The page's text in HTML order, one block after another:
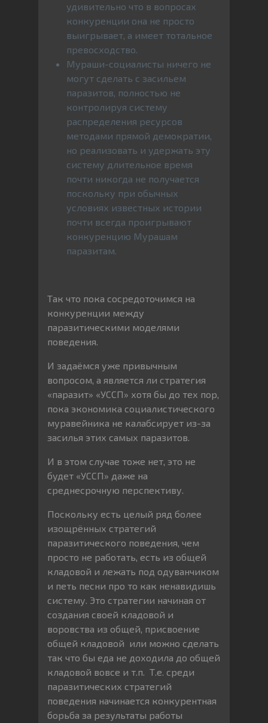
удивительно что в вопросах
конкуренции она не просто
выигрывает, а имеет тотальное
превосходство.
Мураши-социалисты ничего не
могут сделать с засильем
паразитов, полностью не
контролируя систему
распределения ресурсов
методами прямой демократии,
но реализовать и удержать эту
систему длительное время
почти никогда не получается
поскольку при обычных
условиях известных истории
почти всегда проигрывают
конкуренцию Мурашам
паразитам.
Так что пока сосредоточимся на
конкуренции между
паразитическими моделями
поведения.
И задаёмся уже привычным
вопросом, а является ли стратегия
«паразит» «УССП» хотя бы до тех пор,
пока экономика социалистического
муравейника не калабсирует из-за
засилья этих самых паразитов.
И в этом случае тоже нет, это не
будет «УССП» даже на
среднесрочную перспективу.
Поскольку есть целый ряд более
изощрённых стратегий
паразитического поведения, чем
просто не работать, есть из общей
кладовой и лежать под одуванчиком
и петь песни про то как ненавидишь
систему. Это стратегии начиная от
создания своей кладовой и
воровства из общей, присвоение
общей кладовой или можно сделать
так что бы еда не доходила до общей
кладовой вовсе и т.п. Т.е. среди
паразитических стратегий
поведения начинается конкурентная
борьба за результаты работы